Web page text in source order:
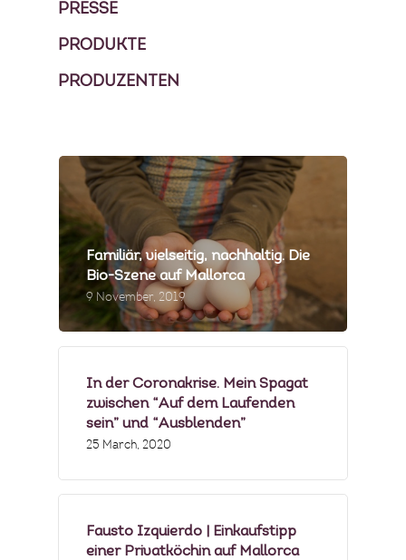
PRESSE
PRODUKTE
PRODUZENTEN
Familiär, vielseitig, nachhaltig. Die
Bio-Szene auf Mallorca
9 November, 2019
In der Coronakrise. Mein Spagat
zwischen “Auf dem Laufenden
sein” und “Ausblenden”
25 March, 2020
Fausto Izquierdo | Einkaufstipp
einer Privatköchin auf Mallorca
PRESSE & MEDIEN
PRODUZENTEN
MENÜBEISPIELE
FOTOGALERIE
FAQS